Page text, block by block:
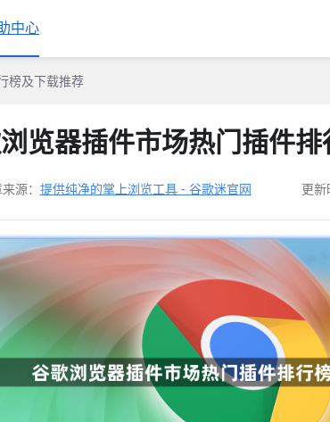
中心
榜及下载推荐
览器插件市场热门插件
源： 提供纯净的掌上浏览工具 - 谷歌迷官网 更